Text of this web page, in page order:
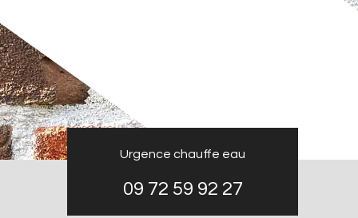
Urgence chauffe eau
09 72 59 92 27